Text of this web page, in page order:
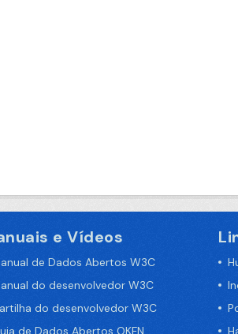
e Vídeos
de Dados Abertos W3C
do desenvolvedor W3C
do desenvolvedor W3C
de Dados Abertos OKFN